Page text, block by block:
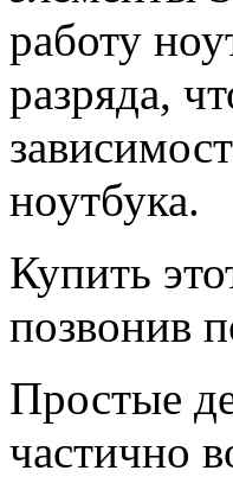
работу
разряда,
ноутбука.
Купить
позвонив
Простые
частично